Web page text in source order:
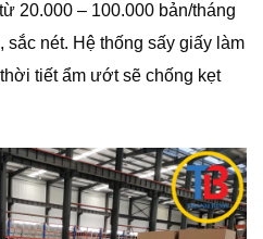
20.000 – 100.000 bản/tháng
nét. Hệ thống sấy giấy làm
tiết ẩm ướt sẽ chống kẹt